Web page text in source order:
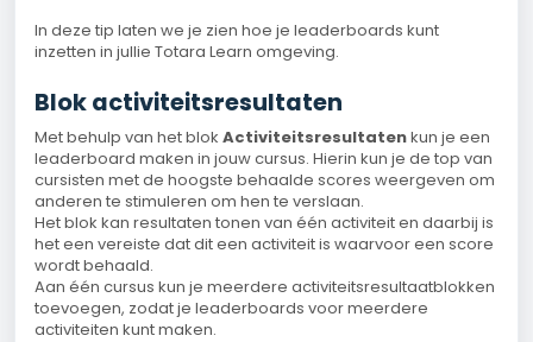
In deze tip laten we je zien hoe je leaderboards kunt
inzetten in jullie Totara Learn omgeving.
Blok activiteitsresultaten
Met behulp van het blok Activiteitsresultatenkun je een
leaderboard maken in jouw cursus. Hierin kun je de top van
cursisten met de hoogste behaalde scores weergeven om
anderen te stimuleren om hen te verslaan.
Het blok kan resultaten tonen van één activiteit en daarbij is
het een vereiste dat dit een activiteit is waarvoor een score
wordt behaald.
Aan één cursus kun je meerdere activiteitsresultaatblokken
toevoegen, zodat je leaderboards voor meerdere
activiteiten kunt maken.